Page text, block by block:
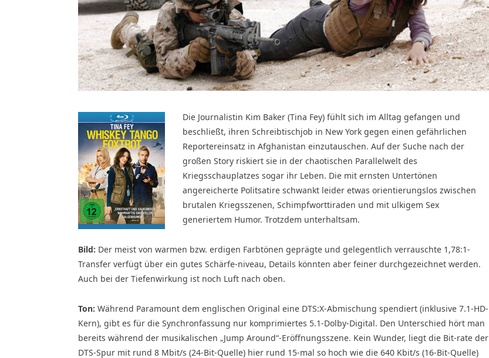
Die Journalistin Kim Baker (Tina Fey) fühlt sich im Alltag gefangen und
beschließt, ihren Schreibtischjob in New York gegen einen gefährlichen
Reportereinsatz in Afghanistan einzutauschen. Auf der Suche nach der
großen Story riskiert sie in der chaotischen Parallelwelt des
Kriegsschauplatzes sogar ihr Leben. Die mit ernsten Untertönen
angereicherte Politsatire schwankt leider etwas orientierungslos zwischen
brutalen Kriegsszenen, Schimpfworttiraden und mit ulkigem Sex
generiertem Humor. Trotzdem unterhaltsam.
Bild: Der meist von warmen bzw. erdigen Farbtönen geprägte und gelegentlich verrauschte 1,78:1-
Transfer verfügt über ein gutes Schärfe-niveau, Details könnten aber feiner durchgezeichnet werden.
Auch bei der Tiefenwirkung ist noch Luft nach oben.
Ton: Während Paramount dem englischen Original eine DTS:X-Abmischung spendiert (inklusive 7.1-HD-
Kern), gibt es für die Synchronfassung nur komprimiertes 5.1-Dolby-Digital. Den Unterschied hört man
bereits während der musikalischen „Jump Around“-Eröffnungsszene. Kein Wunder, liegt die Bit-rate der
DTS-Spur mit rund 8 Mbit/s (24-Bit-Quelle) hier rund 15-mal so hoch wie die 640 Kbit/s (16-Bit-Quelle)